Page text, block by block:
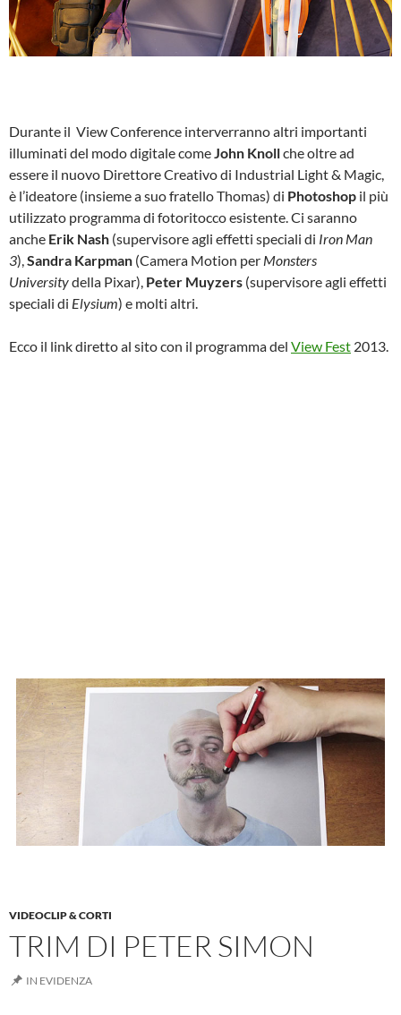
Durante il View Conference interverranno altri importanti
illuminati del modo digitale comeJohn Knollche oltre ad
essere il nuovo Direttore Creativo di Industrial Light & Magic,
è l’ideatore (insieme a suo fratello Thomas) di Photoshop il più
utilizzato programma di fotoritocco esistente. Ci saranno
anche Erik Nash (supervisore agli effetti speciali di Iron Man
3),Sandra Karpman (Camera Motion per Monsters
Universitydella Pixar), Peter Muyzers (supervisore agli effetti
speciali di Elysium) e molti altri.
Ecco il link diretto al sito con il programma del View Fest 2013.
VIDEOCLIP & CORTI
TRIM DI PETER SIMON
IN EVIDENZA